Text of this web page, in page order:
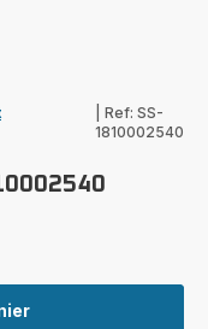
Ref: SS-
1810002540